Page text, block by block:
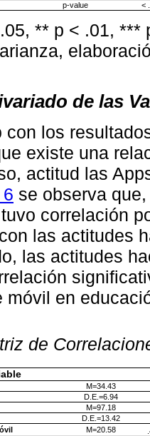
p-value
<
** p < .01, ***
de las
con los
existe una
actitud las
se observa
correlación
las actitudes
las actitudes
móvil en
de
M=34.43
D.E.=6.94
M=97.18
D.E.=13.42
M=20.58